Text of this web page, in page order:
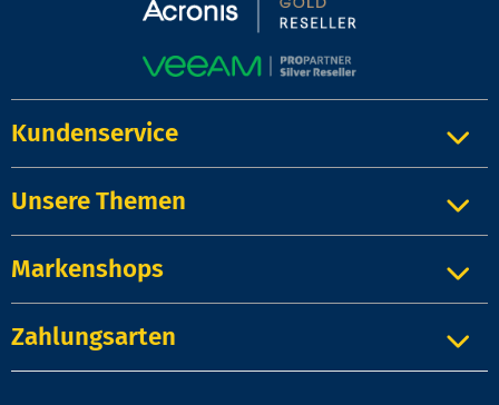
Kundenservice
Unsere Themen
Markenshops
Zahlungsarten